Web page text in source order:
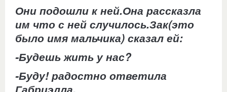
Они подошли к ней.Она рассказла
им что с ней случилось.Зак(это
было имя мальчика) сказал ей:
-Будешь жить у нас?
-Буду! радостно ответила